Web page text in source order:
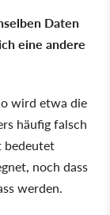
Daten
eine andere
wird etwa die
häufig falsch
bedeutet
noch dass
werden.